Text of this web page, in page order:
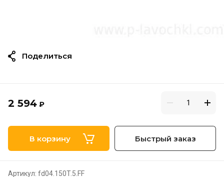
2 594 ₽
В корзину Быстрый заказ
Артикул: fd04.150T.5.FF
Поделиться